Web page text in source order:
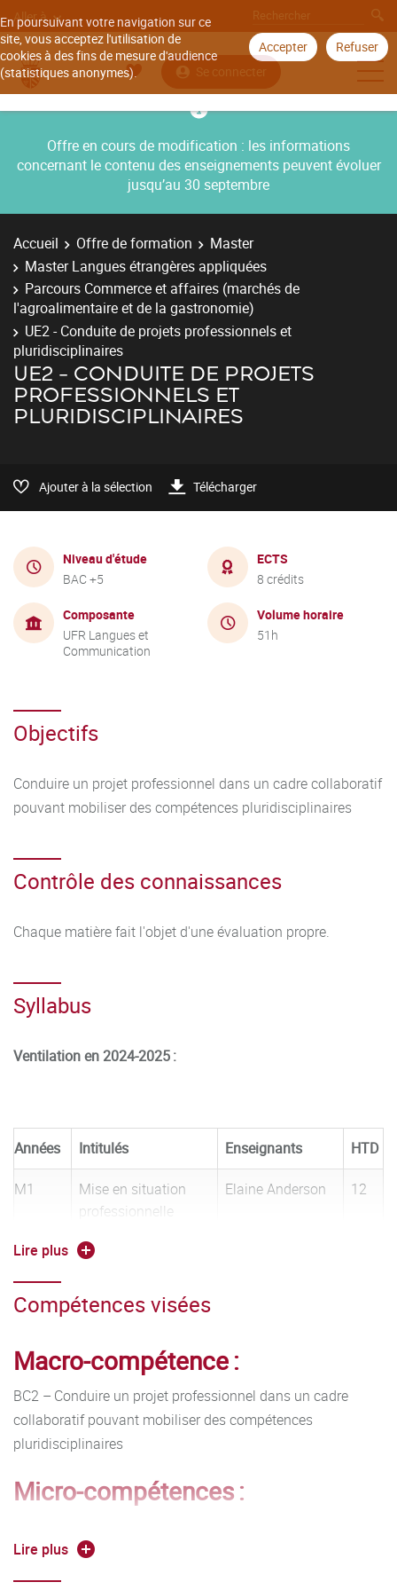
En poursuivant votre navigation sur ce
site, vous acceptez l'utilisation de
cookies à des fins de mesure d'audience
(statistiques anonymes).
Accepter Refuser
Aller à
Se connecter
Offre en cours de modification : les informations
concernant le contenu des enseignements peuvent évoluer
jusqu’au 30 septembre
Accueil Offre de formation
Master
Master Langues étrangères appliquées
Parcours Commerce et affaires (marchés de
l'agroalimentaire et de la gastronomie)
UE2 - Conduite de projets professionnels et
pluridisciplinaires
UE2 - CONDUITE DE PROJETS
PROFESSIONNELS ET
PLURIDISCIPLINAIRES
Ajouter à la sélection Télécharger
Niveau d'étude
BAC +5
ECTS
8 crédits
Composante
UFR Langues et
Communication
Volume horaire
51h
Objectifs
Conduire un projet professionnel dans un cadre collaboratif
pouvant mobiliser des compétences pluridisciplinaires
Contrôle des connaissances
Chaque matière fait l'objet d'une évaluation propre.
Syllabus
Ventilation en 2024-2025 :
Années Intitulés Enseignants HTD
M1
Mise en situation
professionnelle
Elaine Anderson 12
Management de
Entrepreneuriat
mutualisé avec M2
Arnaud Cordelier
Gestion et
comptabilité
Ismaïl Lahlou
Informatique
Bertrand
Lire plus
Compétences visées
Macro-compétence :
BC2 – Conduire un projet professionnel dans un cadre
collaboratif pouvant mobiliser des compétences
pluridisciplinaires
Micro-compétences :
conduite et l'évaluation d'un projet
Lire plus